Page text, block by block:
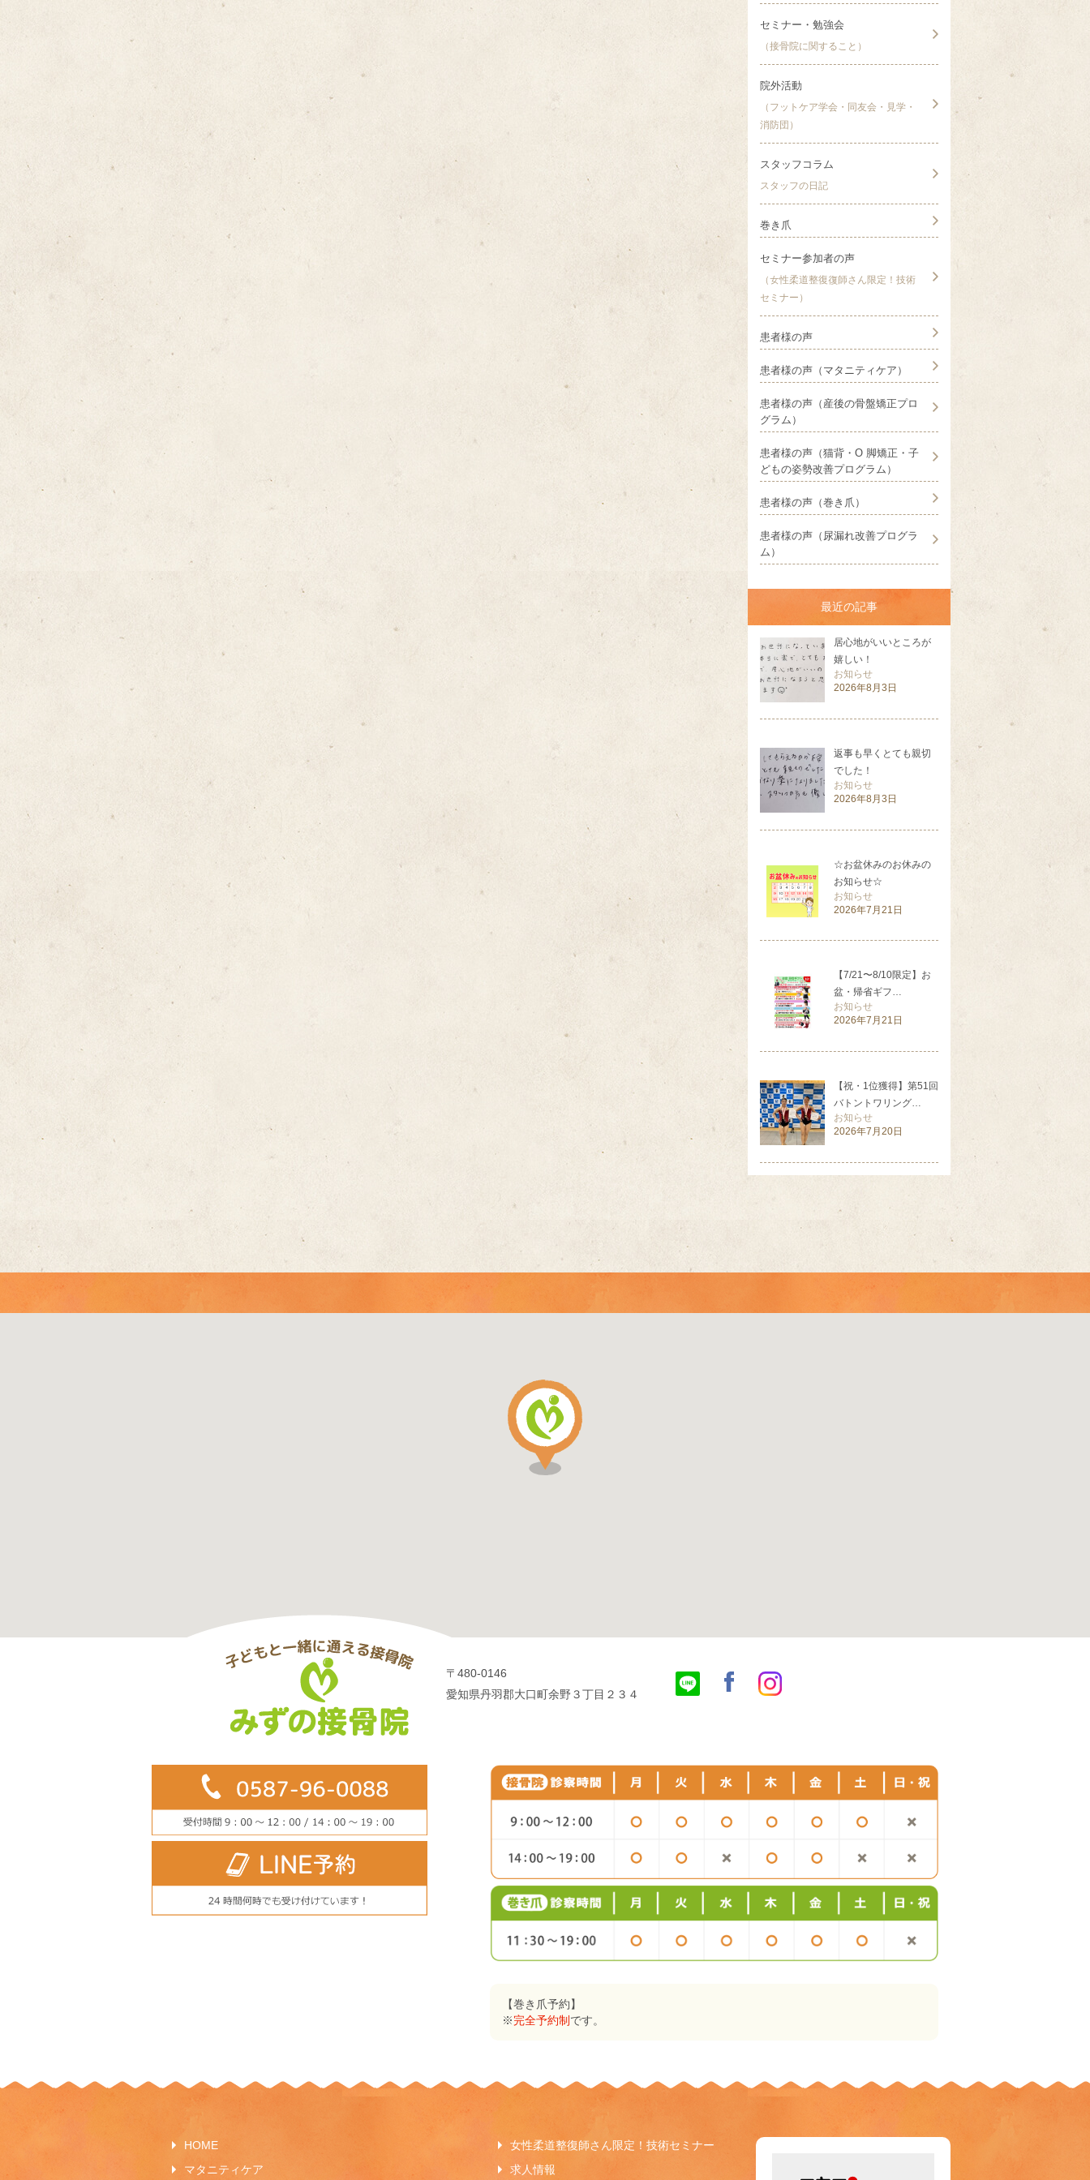
セミナー・勉強会
（接骨院に関すること）
院外活動
（フットケア学会・同友会・見学・
消防団）
スタッフコラム
スタッフの日記
巻き爪
セミナー参加者の声
（女性柔道整復復師さん限定！技術
セミナー）
患者様の声
患者様の声（マタニティケア）
患者様の声（産後の骨盤矯正プロ
グラム）
患者様の声（猫背・O 脚矯正・子
どもの姿勢改善プログラム）
患者様の声（巻き爪）
患者様の声（尿漏れ改善プログラ
ム）
最近の記事
居心地がいいところが
嬉しい！
お知らせ
2026年8月3日
返事も早くとても親切
でした！
お知らせ
2026年8月3日
☆お盆休みのお休みの
お知らせ☆
お知らせ
2026年7月21日
【7/21〜8/10限定】お
盆・帰省ギフ…
お知らせ
2026年7月21日
【祝・1位獲得】第51回
バトントワリング…
お知らせ
2026年7月20日
〒480-0146
愛知県丹羽郡大口町余野３丁目２３４
【巻き爪予約】
※完全予約制 です。
HOME
マタニティケア
女性柔道整復師さん限定！技術セミナー
求人情報